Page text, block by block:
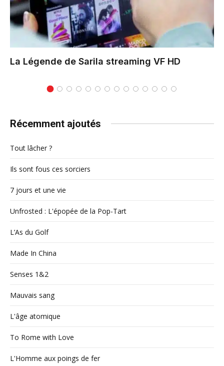
La Légende de Sarila streaming VF HD
Récemment ajoutés
Tout lâcher ?
Ils sont fous ces sorciers
7 jours et une vie
Unfrosted : L'épopée de la Pop-Tart
L’As du Golf
Made In China
Senses 1&2
Mauvais sang
L'âge atomique
To Rome with Love
L'Homme aux poings de fer